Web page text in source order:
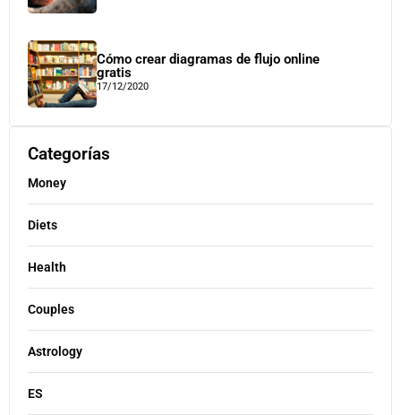
Cómo crear diagramas de flujo online
gratis
17/12/2020
Categorías
Money
Diets
Health
Couples
Astrology
ES